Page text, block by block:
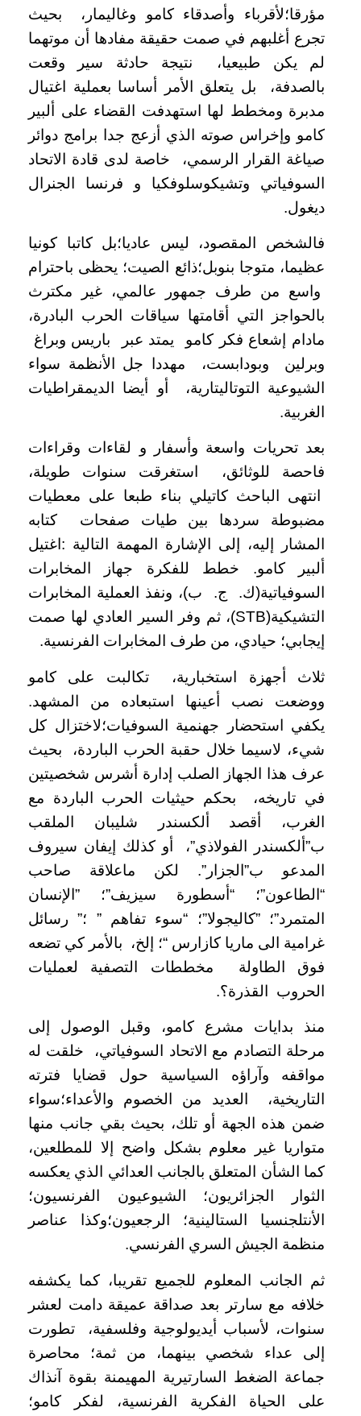
مؤرقا؛لأقرباء وأصدقاء كامو وغاليمار، بحيث
تجرع أغلبهم في صمت حقيقة مفادها أن موتهما
لم يكن طبيعيا، نتيجة حادثة سير وقعت
بالصدفة، بل يتعلق الأمر أساسا بعملية اغتيال
مدبرة ومخطط لها استهدفت القضاء على ألبير
كامو وإخراس صوته الذي أزعج جدا برامج دوائر
صياغة القرار الرسمي، خاصة لدى قادة الاتحاد
السوفياتي وتشيكوسلوفكيا و فرنسا الجنرال
ديغول.
فالشخص المقصود، ليس عاديا؛بل كاتبا كونيا
عظيما، متوجا بنوبل؛ذائع الصيت؛ يحظى باحترام
واسع من طرف جمهور عالمي، غير مكترث
بالحواجز التي أقامتها سياقات الحرب البادرة،
مادام إشعاع فكر كامو يمتد عبر باريس وبراغ
وبرلين وبودابست، مهددا جل الأنظمة سواء
الشيوعية التوتاليتارية، أو أيضا الديمقراطيات
الغربية.
بعد تحريات واسعة وأسفار و لقاءات وقراءات
فاحصة للوثائق، استغرقت سنوات طويلة،
انتهى الباحث كاتيلي بناء طبعا على معطيات
مضبوطة سردها بين طيات صفحات كتابه
المشار إليه، إلى الإشارة المهمة التالية :اغتيل
ألبير كامو. خطط للفكرة جهاز المخابرات
السوفياتية(ك. ج. ب)، ونفذ العملية المخابرات
التشيكية(STB)، ثم وفر السير العادي لها صمت
إيجابي؛ حيادي، من طرف المخابرات الفرنسية.
ثلاث أجهزة استخبارية، تكالبت على كامو
ووضعت نصب أعينها استبعاده من المشهد.
يكفي استحضار جهنمية السوفيات؛لاختزال كل
شيء، لاسيما خلال حقبة الحرب الباردة، بحيث
عرف هذا الجهاز الصلب إدارة أشرس شخصيتين
في تاريخه، بحكم حيثيات الحرب الباردة مع
الغرب، أقصد ألكسندر شليبان الملقب
ب”ألكسندر الفولاذي”، أو كذلك إيفان سيروف
المدعو ب”الجزار”. لكن ماعلاقة صاحب
“الطاعون”؛ “أسطورة سيزيف”؛ ”الإنسان
المتمرد”؛ ”كاليجولا”؛ “سوء تفاهم ” ؛” رسائل
غرامية الى ماريا كازارس “؛ إلخ، بالأمر كي تضعه
فوق الطاولة مخططات التصفية لعمليات
الحروب القذرة؟.
منذ بدايات مشرع كامو، وقبل الوصول إلى
مرحلة التصادم مع الاتحاد السوفياتي، خلقت له
مواقفه وآراؤه السياسية حول قضايا فترته
التاريخية، العديد من الخصوم والأعداء؛سواء
ضمن هذه الجهة أو تلك، بحيث بقي جانب منها
متواريا غير معلوم بشكل واضح إلا للمطلعين،
كما الشأن المتعلق بالجانب العدائي الذي يعكسه
الثوار الجزائريون؛ الشيوعيون الفرنسيون؛
الأنتلجنسيا الستالينية؛ الرجعيون؛وكذا عناصر
منظمة الجيش السري الفرنسي.
ثم الجانب المعلوم للجميع تقريبا، كما يكشفه
خلافه مع سارتر بعد صداقة عميقة دامت لعشر
سنوات، لأسباب أيديولوجية وفلسفية، تطورت
إلى عداء شخصي بينهما، من ثمة؛ محاصرة
جماعة الضغط السارتيرية المهيمنة بقوة آنذاك
على الحياة الفكرية الفرنسية، لفكر كامو؛